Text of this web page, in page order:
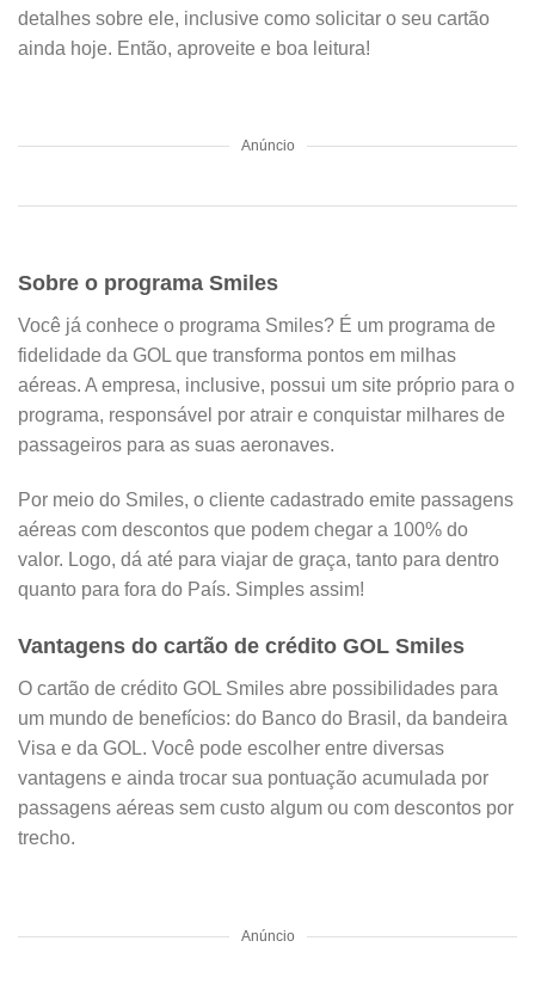
detalhes sobre ele, inclusive como solicitar o seu cartão
ainda hoje. Então, aproveite e boa leitura!
Anúncio
Sobre o programa Smiles
Você já conhece o programa Smiles? É um programa de
fidelidade da GOL que transforma pontos em milhas
aéreas. A empresa, inclusive, possui um site próprio para o
programa, responsável por atrair e conquistar milhares de
passageiros para as suas aeronaves.
Por meio do Smiles, o cliente cadastrado emite passagens
aéreas com descontos que podem chegar a 100% do
valor. Logo, dá até para viajar de graça, tanto para dentro
quanto para fora do País. Simples assim!
Vantagens do cartão de crédito GOL Smiles
O cartão de crédito GOL Smiles abre possibilidades para
um mundo de benefícios: do Banco do Brasil, da bandeira
Visa e da GOL. Você pode escolher entre diversas
vantagens e ainda trocar sua pontuação acumulada por
passagens aéreas sem custo algum ou com descontos por
trecho.
Anúncio